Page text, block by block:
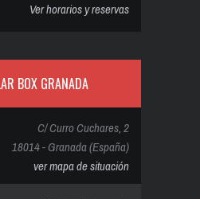
Ver horarios y reservas
BOX GRANADA
C/ Curro Cuchares, 2
18014 - Granada (España)
ver mapa de situación